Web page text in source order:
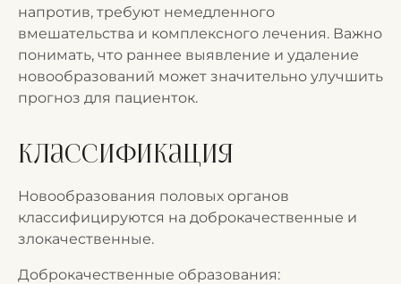
напротив, требуют немедленного
вмешательства и комплексного лечения. Важно
понимать, что раннее выявление и удаление
новообразований может значительно улучшить
прогноз для пациенток.
Классификация
Новообразования половых органов
классифицируются на доброкачественные и
злокачественные.
Доброкачественные образования: